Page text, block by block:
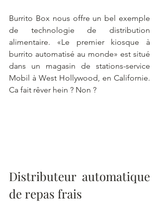
Burrito Box nous offre un bel exemple
de technologie de distribution
alimentaire. «Le premier kiosque à
burrito automatisé au monde» est situé
dans un magasin de stations-service
Mobil à West Hollywood, en Californie.
Ca fait rêver hein ? Non ?
Distributeur automatique
de repas frais